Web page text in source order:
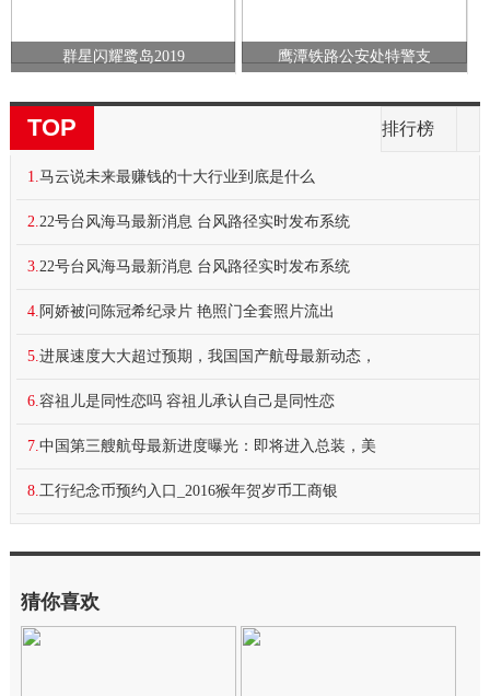
群星闪耀鹭岛2019 鹰潭铁路公安处特警支
TOP 排行榜
1.马云说未来最赚钱的十大行业到底是什么
2.22号台风海马最新消息 台风路径实时发布系统
3.22号台风海马最新消息 台风路径实时发布系统
4. 阿娇被问陈冠希纪录片 艳照门全套照片流出
5.进展速度大大超过预期，我国国产航母最新动态，
6.容祖儿是同性恋吗 容祖儿承认自己是同性恋
7.中国第三艘航母最新进度曝光：即将进入总装，美
8.工行纪念币预约入口_2016猴年贺岁币工商银
猜你喜欢